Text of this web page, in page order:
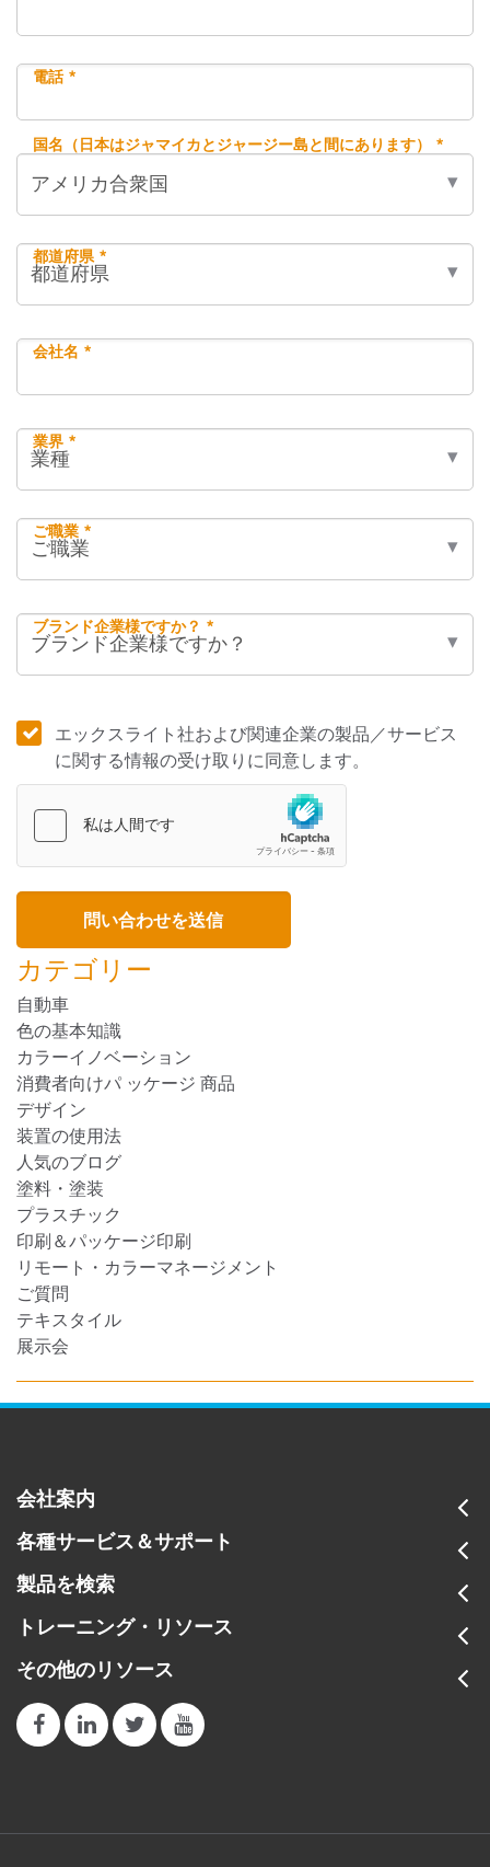
電話 *
国名（日本はジャマイカとジャージー島と間にあります） *
都道府県 *
会社名 *
業界 *
ご職業 *
ブランド企業様ですか？ *
エックスライト社および関連企業の製品／サービス
に関する情報の受け取りに同意します。
カテゴリー
自動車
色の基本知識
カラーイノベーション
消費者向けパ ッケージ 商品
デザイン
装置の使用法
人気のブログ
塗料・塗装
プラスチック
印刷＆パッケージ印刷
リモート・カラーマネージメント
ご質問
テキスタイル
展示会
会社案内
各種サービス＆サポート
製品を検索
トレーニング・リソース
その他のリソース